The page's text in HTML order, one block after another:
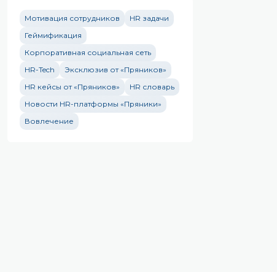
Мотивация сотрудников
HR задачи
Геймификация
Корпоративная социальная сеть
HR-Tech
Эксклюзив от «Пряников»
HR кейсы от «Пряников»
HR словарь
Новости HR-платформы «Пряники»
Вовлечение